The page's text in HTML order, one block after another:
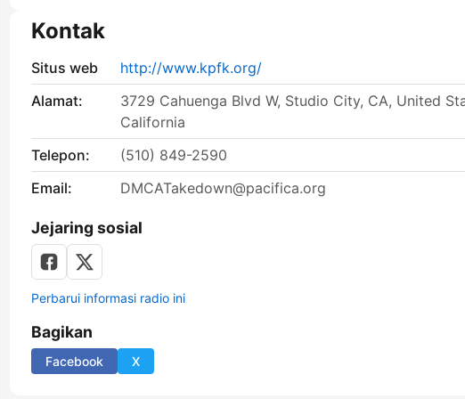
Kontak
Situs web
http://www.kpfk.org/
Alamat:
3729 Cahuenga Blvd W, Studio City, CA, United
California
Telepon:
(510) 849-2590
Email:
DMCATakedown@pacifica.org
Jejaring sosial
Perbarui informasi radio ini
Bagikan
Facebook X